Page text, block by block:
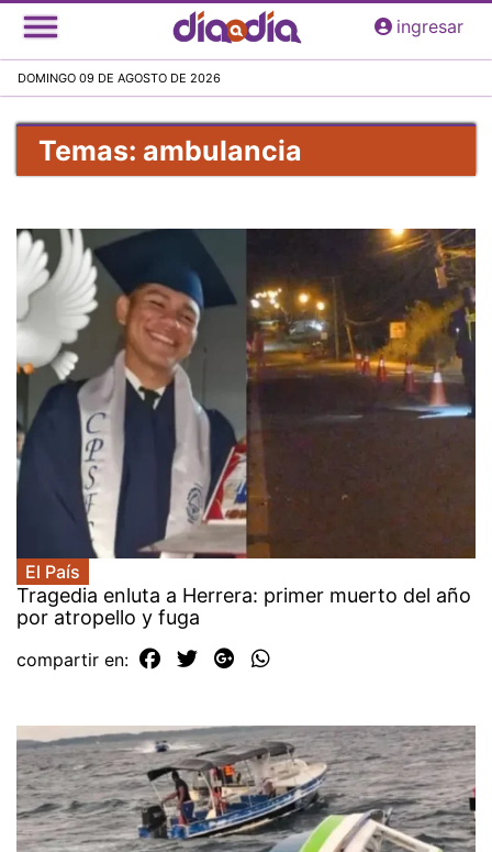
Pasar
al
principal
ingresar
DOMINGO 09 DE AGOSTO DE 2026
Temas: ambulancia
El País
Tragedia enluta a Herrera: primer muerto del año
por atropello y fuga
compartir en: